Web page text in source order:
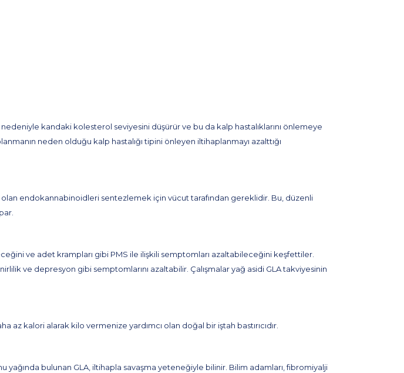
kandaki kolesterol seviyesini düşürür ve bu da kalp hastalıklarını önlemeye
neden olduğu kalp hastalığı tipini önleyen iltihaplanmayı azalttığı
endokannabinoidleri sentezlemek için vücut tarafından gereklidir. Bu, düzenli
ve adet krampları gibi PMS ile ilişkili semptomları azaltabileceğini keşfettiler.
ve depresyon gibi semptomlarını azaltabilir. Çalışmalar yağ asidi GLA takviyesinin
kalori alarak kilo vermenize yardımcı olan doğal bir iştah bastırıcıdır.
yağında bulunan GLA, iltihapla savaşma yeteneğiyle bilinir. Bilim adamları, fibromiyalji